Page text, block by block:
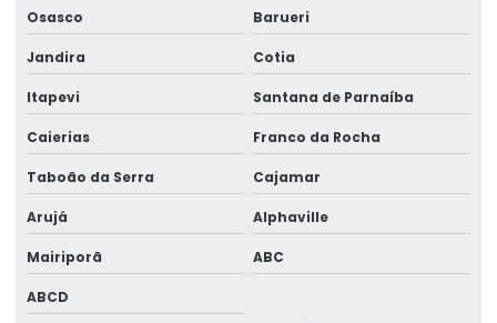
Gerador 100 kva trifásico
Gerador 100 kva valor
Gerador 100 kva a venda
Gerador 100kva valor
Gerador 110 kva
Gerador 120 kva
Gerador 120 kva diesel
Osasco Barueri
Jandira Cotia
Itapevi Santana de Parnaíba
Caierias Franco da Rocha
Taboão da Serra Cajamar
Arujá Alphaville
Mairiporã ABC
ABCD